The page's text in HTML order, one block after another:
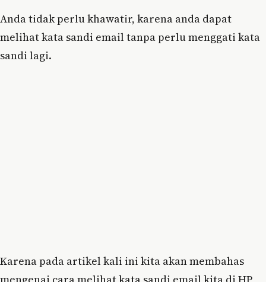
Anda tidak perlu khawatir, karena anda dapat
melihat kata sandi email tanpa perlu menggati kata
sandi lagi.
Karena pada artikel kali ini kita akan membahas